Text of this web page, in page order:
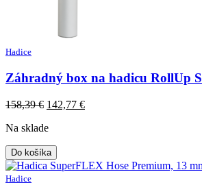
Hadice
Záhradný box na hadicu RollUp S
158,39€ Original
was:
142,77 €Current
Na sklade
Do košíka
Hadice